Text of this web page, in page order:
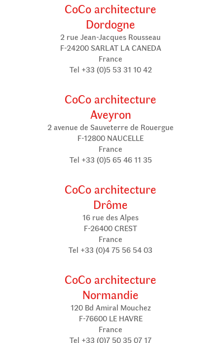
CoCo architecture
Dordogne
2 rue Jean-Jacques Rousseau
F-24200 SARLAT LA CANEDA
France
Tel +33 (0)5 53 31 10 42
CoCo architecture
Aveyron
2 avenue de Sauveterre de Rouergue
F-12800 NAUCELLE
France
Tel +33 (0)5 65 46 11 35
CoCo architecture
Drôme
16 rue des Alpes
F-26400 CREST
France
Tel +33 (0)4 75 56 54 03
CoCo architecture
Normandie
120 Bd Amiral Mouchez
F-76600 LE HAVRE
France
Tel +33 (0)7 50 35 07 17